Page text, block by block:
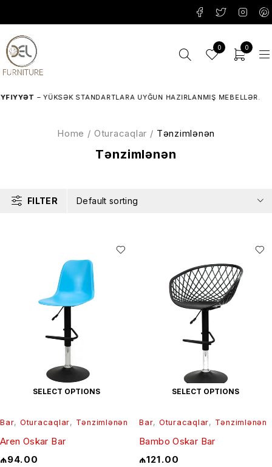
0 0
– YÜKSƏK STANDARTLARA UYĞUN HAZIRLANMIŞ MEBELLƏR.
Tənzimlənən
Home / Oturacaqlar / Tənzimlənən
FILTER Default sorting
SELECT OPTIONS
Bar, Oturacaqlar, Tənzimlənən
Aren Oskar Bar
₼94.00
SELECT OPTIONS
Bar, Oturacaqlar, Tənzimlənən
Bambo Oskar Bar
₼121.00